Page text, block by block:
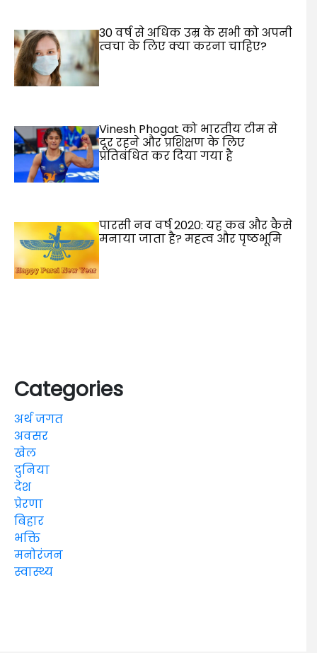
30 वर्ष से अधिक उम्र के सभी को अपनी
त्वचा के लिए क्या करना चाहिए?
Vinesh Phogat को भारतीय टीम से
दूर रहने और प्रशिक्षण के लिए
प्रतिबंधित कर दिया गया है
पारसी नव वर्ष 2020: यह कब और कैसे
मनाया जाता है? महत्व और पृष्ठभूमि
Categories
अर्थ जगत
अवसर
खेल
दुनिया
देश
प्रेरणा
बिहार
भक्ति
मनोरंजन
स्वास्थ्य